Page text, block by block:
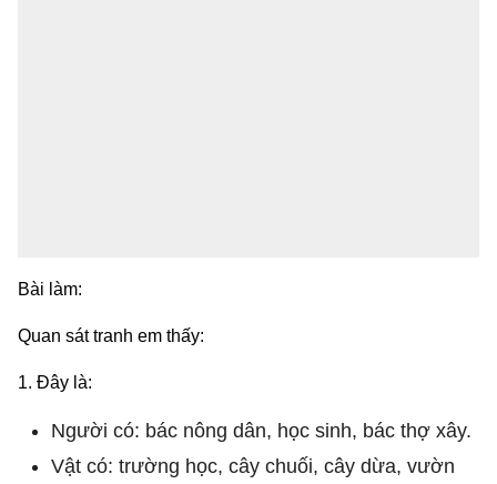
Bài làm:
Quan sát tranh em thấy:
1. Đây là:
Người có: bác nông dân, học sinh, bác thợ xây.
Vật có: trường học, cây chuối, cây dừa, vườn